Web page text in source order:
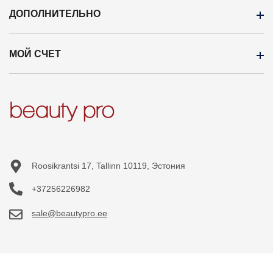
ОПЛАТА
Оптовая продажа
ДОПОЛНИТЕЛЬНО
Бренды
Карта сайта
МОЙ СЧЕТ
История заказов
Список желаний
Roosikrantsi 17, Tallinn 10119, Эстония
+37256226982
sale@beautypro.ee